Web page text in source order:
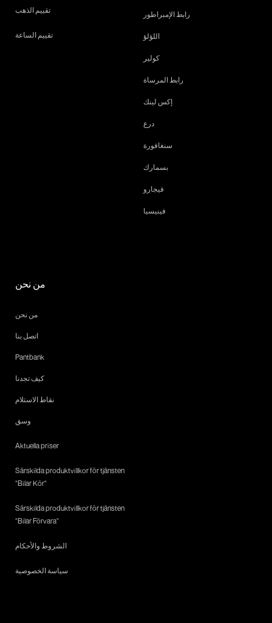
تقييم الذهب
تقييم الساعة
رابط الإمبراطور
اللؤلؤ
كولير
رابط المرساة
إكس لينك
درع
سنغافورة
بسمارك
فيجارو
فينيسيا
من نحن
من نحن
اتصل بنا
Pantbank
كيف تجدنا
نقاط الاستلام
وسق
Aktuella priser
Särskilda produktvillkor för tjänsten
"Bilar Kör"
Särskilda produktvillkor för tjänsten
"Bilar Förvara"
الشروط والأحكام
سياسة الخصوصية